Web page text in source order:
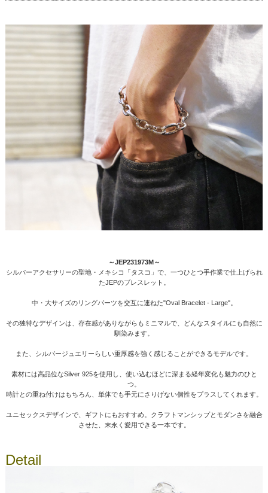
～JEP231973M～
シルバーアクセサリーの聖地・メキシコ「タスコ」で、一つひとつ手作業で仕上げられ
たJEPのブレスレット。
中・大サイズのリングパーツを交互に連ねた"Oval Bracelet - Large"。
その独特なデザインは、存在感がありながらもミニマルで、どんなスタイルにも自然に
馴染みます。
また、シルバージュエリーらしい重厚感を強く感じることができるモデルです。
素材には高品位なSilver 925を使用し、使い込むほどに深まる経年変化も魅力のひと
つ。
時計との重ね付けはもちろん、単体でも手元にさりげない個性をプラスしてくれます。
ユニセックスデザインで、ギフトにもおすすめ。クラフトマンシップとモダンさを融合
させた、末永く愛用できる一本です。
Detail